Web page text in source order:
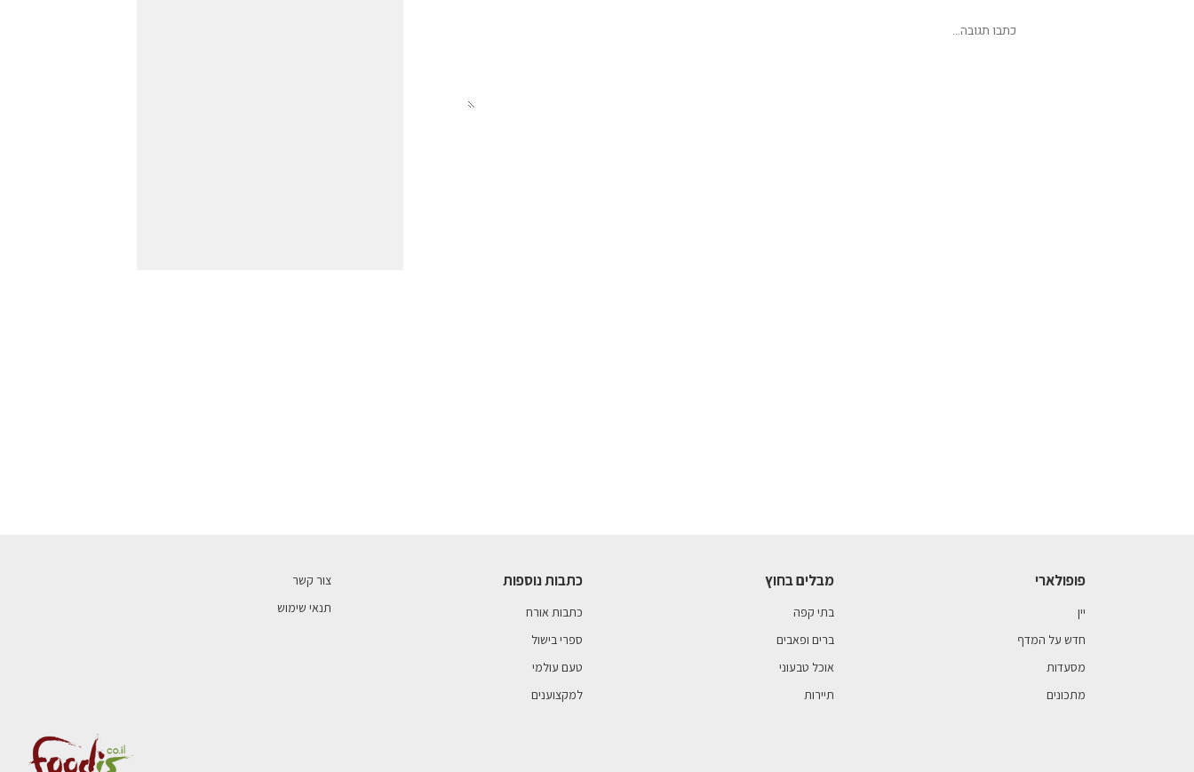
פופולארי
יין
חדש על המדף
מסעדות
מתכונים
מבלים בחוץ
בתי קפה
ברים ופאבים
אוכל טבעוני
תיירות
כתבות נוספות
כתבות אורח
ספרי בישול
טעם עולמי
למקצוענים
צור קשר
תנאי שימוש